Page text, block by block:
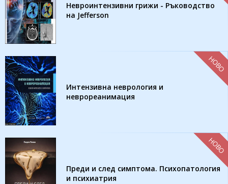
Невроинтензивни грижи - Ръководство
на Jefferson
Интензивна неврология и
неврореанимация
НОВО
Преди и след симптома. Психопатология
и психиатрия
НОВО